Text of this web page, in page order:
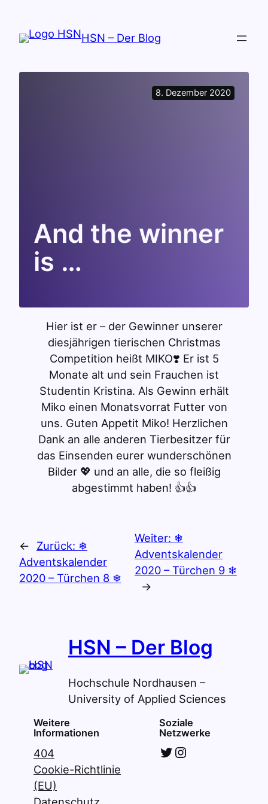
Inhalt
springen
HSN – Der Blog
8. Dezember 2020
And the winner
is …
Hier ist er – der Gewinner unserer
diesjährigen tierischen Christmas
Competition heißt MIKO❣️ Er ist 5
Monate alt und sein Frauchen ist
Studentin Kristina. Als Gewinn erhält
Miko einen Monatsvorrat Futter von
uns. Guten Appetit Miko! Herzlichen
Dank an alle anderen Tierbesitzer für
das Einsenden eurer wunderschönen
Bilder 💖 und an alle, die so fleißig
abgestimmt haben! 👍👍
← Zurück: ❄
Adventskalender
2020 – Türchen 8 ❄
Weiter: ❄
Adventskalender
2020 – Türchen 9 ❄
→
HSN – Der Blog
Hochschule Nordhausen –
University of Applied Sciences
Weitere
Informationen
404
Cookie-Richtlinie
(EU)
Datenschutz
Soziale
Netzwerke
Twitter Instagram